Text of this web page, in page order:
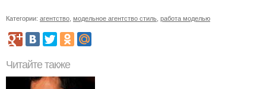
Категории: агентство модельное агентство стиль работа моделью
Читайте также